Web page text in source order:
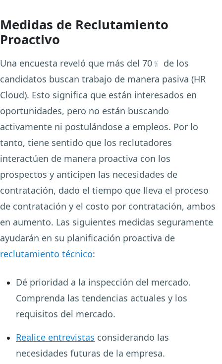
Medidas de Reclutamiento
Proactivo
Una encuesta reveló que más del 70﹪ de los
candidatos buscan trabajo de manera pasiva (HR
Cloud). Esto significa que están interesados en
oportunidades, pero no están buscando
activamente ni postulándose a empleos. Por lo
tanto, tiene sentido que los reclutadores
interactúen de manera proactiva con los
prospectos y anticipen las necesidades de
contratación, dado el tiempo que lleva el proceso
de contratación y el costo por contratación, ambos
en aumento. Las siguientes medidas seguramente
ayudarán en su planificación proactiva de
reclutamiento técnico:
Dé prioridad a la inspección del mercado.
Comprenda las tendencias actuales y los
requisitos del mercado.
Realice entrevistas considerando las
necesidades futuras de la empresa.